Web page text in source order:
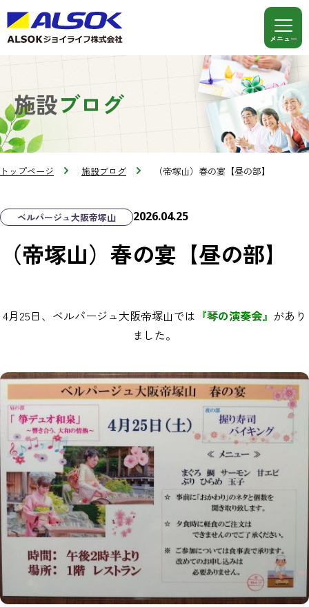
施設ブログ
トップページ 施設ブログ （帝塚山）春の宴【昼の部】
ベルパージュ大阪帝塚山 2026.04.25
（帝塚山）春の宴【昼の部】
4月25日、ベルパージュ大阪帝塚山では 『琴の演奏会』 があり
ました。